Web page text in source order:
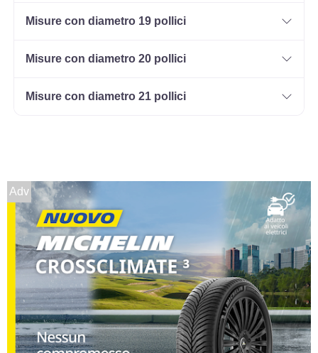
Misure con diametro 19 pollici
Misure con diametro 20 pollici
Misure con diametro 21 pollici
Adv